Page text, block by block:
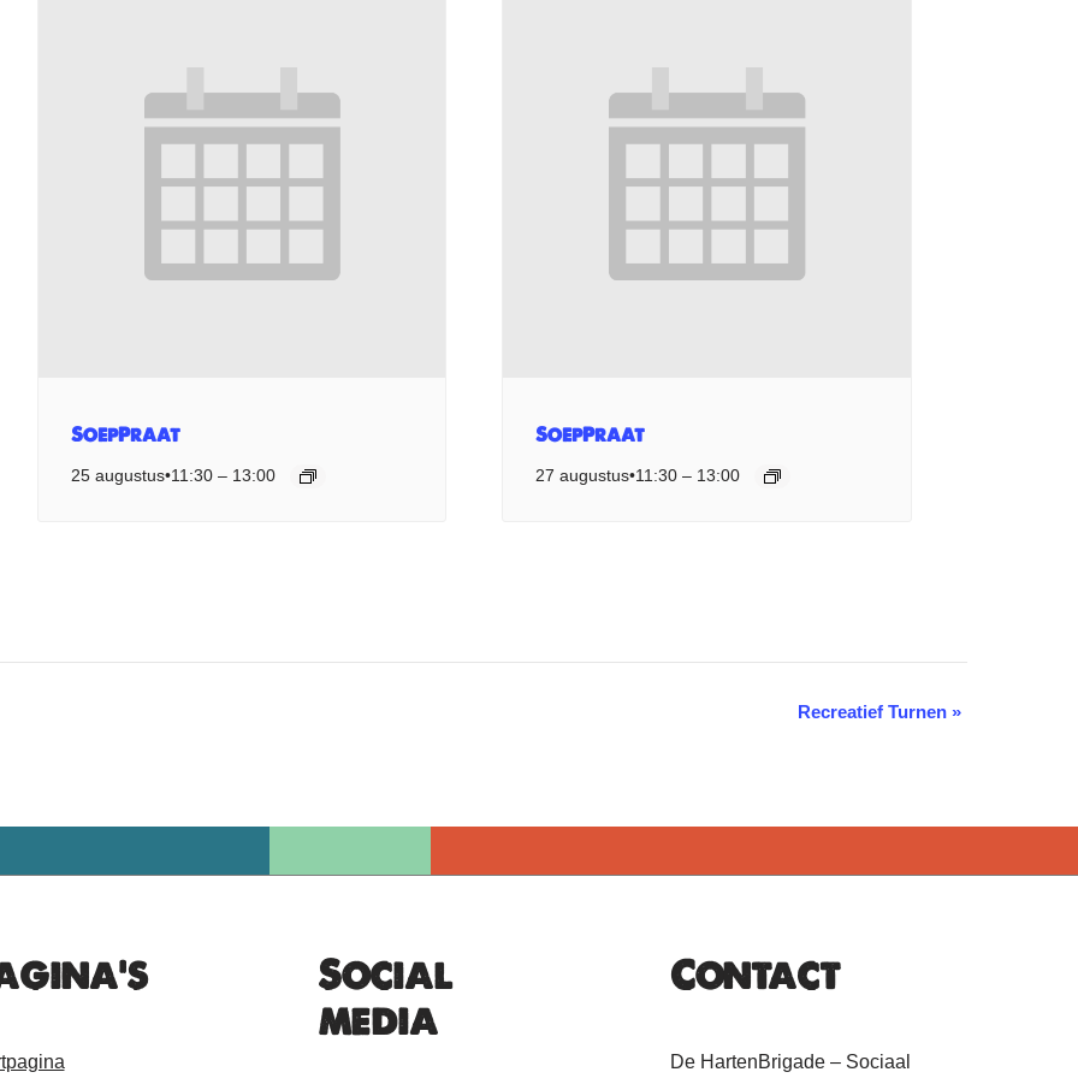
SoepPraat
25 augustus•11:30– 13:00
SoepPraat
27 augustus•11:30 – 13:00
Recreatief Turnen »
Social
media
Contact
De HartenBrigade – Sociaal